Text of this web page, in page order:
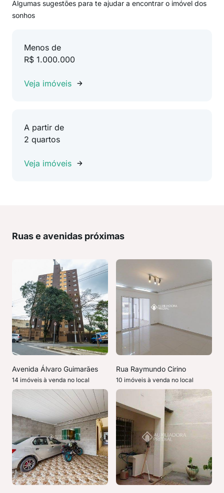
Algumas sugestões para te ajudar a encontrar o imóvel dos
sonhos
Menos de
R$ 1.000.000
Veja imóveis
A partir de
2 quartos
Veja imóveis
Ruas e avenidas próximas
Avenida Álvaro Guimarães
14 imóveis à venda no local
Rua Raymundo Cirino
10 imóveis à venda no local